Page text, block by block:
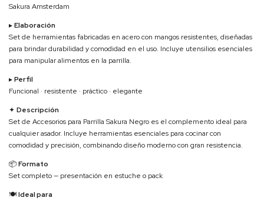
Sakura Amsterdam
▸Elaboración
Set de herramientas fabricadas en acero con mangos resistentes, diseñadas
para brindar durabilidad y comodidad en el uso. Incluye utensilios esenciales
para manipular alimentos en la parrilla.
▸Perfil
Funcional · resistente · práctico · elegante
✦ Descripción
Set de Accesorios para Parrilla Sakura Negro es el complemento ideal para
cualquier asador. Incluye herramientas esenciales para cocinar con
comodidad y precisión, combinando diseño moderno con gran resistencia.
📦Formato
Set completo — presentación en estuche o pack
🍽Ideal para